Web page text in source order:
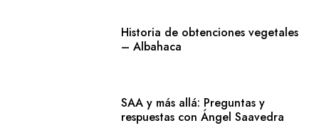
Historia de obtenciones vegetales
– Albahaca
SAA y más allá: Preguntas y
respuestas con Ángel Saavedra